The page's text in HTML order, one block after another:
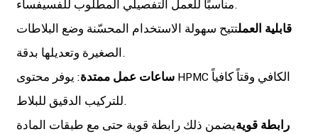
مناسبًا للعمل التفصيلي المطلوب للفسيفساء.
قابلية العملتتيح سهولة الاستخدام المحسّنة وضع البلاطات
الصغيرة وتعديلها بدقة.
ساعات عمل ممتدة: يوفر محتوى HPMC الكافي وقتاً كافياً
للتركيب الدقيق للبلاط.
رابطة قويةيضمن ذلك رابطة قوية حتى مع طبقات المادة